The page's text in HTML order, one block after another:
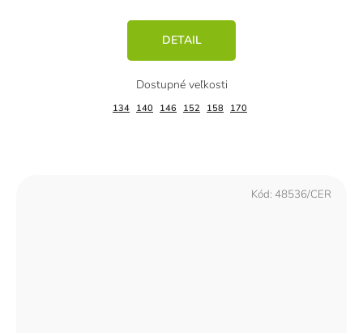
DETAIL
134 140 146 152 158 170
Kód: 48536/CER